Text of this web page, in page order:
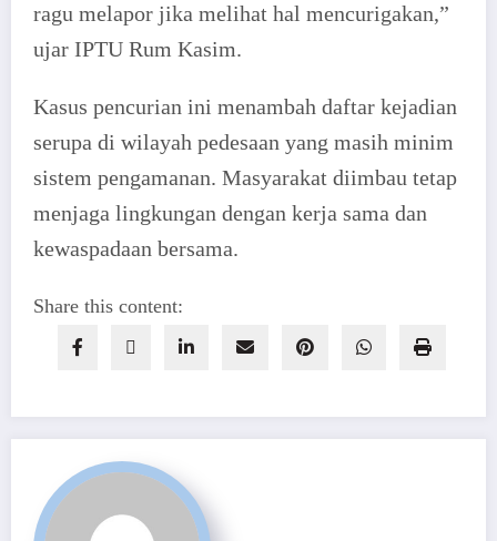
ragu melapor jika melihat hal mencurigakan,”
ujar IPTU Rum Kasim.
Kasus pencurian ini menambah daftar kejadian
serupa di wilayah pedesaan yang masih minim
sistem pengamanan. Masyarakat diimbau tetap
menjaga lingkungan dengan kerja sama dan
kewaspadaan bersama.
Share this content: